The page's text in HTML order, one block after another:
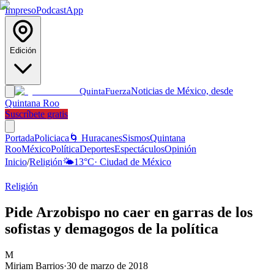
ImpresoPodcastApp
Edición
QuintaFuerzaNoticias de México, desde
Quintana Roo
Suscríbete gratis
PortadaPoliciaca 🌀 HuracanesSismosQuintana
RooMéxicoPolíticaDeportesEspectáculosOpinión
Inicio/Religión🌤️13°C· Ciudad de México
Religión
Pide Arzobispo no caer en garras de los
sofistas y demagogos de la política
M
Miriam Barrios·30 de marzo de 2018